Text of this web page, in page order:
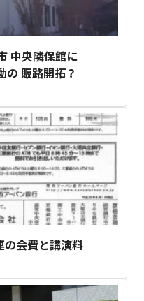
中央隣保館に
の 販路開拓？
の会費と講演料